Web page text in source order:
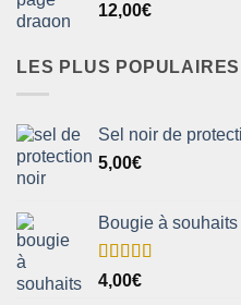
12,00€
LES PLUS POPULAIRES
Sel noir de
5,00€
Bougie à souhaits
Note5.00
sur 5
4,00€